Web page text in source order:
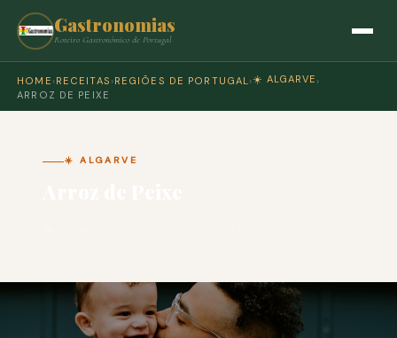
Gastronomias
Roteiro Gastronómico de Portugal
HOME › RECEITAS › REGIÕES DE PORTUGAL › ☀️ ALGARVE ›
ARROZ DE PEIXE
☀️ ALGARVE